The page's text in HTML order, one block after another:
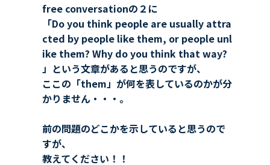
free conversationの２に
「Do you think people are usually attra
cted by people like them, or people unl
ike them? Why do you think that way?
」という文章があると思うのですが、
ここの「them」が何を表しているのかが分
かりません・・・。
前の問題のどこかを示していると思うので
すが、
教えてください！！